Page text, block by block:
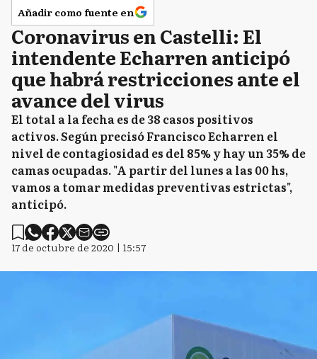
Añadir como fuente en
Coronavirus en Castelli: El
intendente Echarren anticipó
que habrá restricciones ante el
avance del virus
El total a la fecha es de 38 casos positivos
activos. Según precisó Francisco Echarren el
nivel de contagiosidad es del 85% y hay un 35% de
camas ocupadas. "A partir del lunes a las 00 hs,
vamos a tomar medidas preventivas estrictas",
anticipó.
17 de octubre de 2020 | 15:57